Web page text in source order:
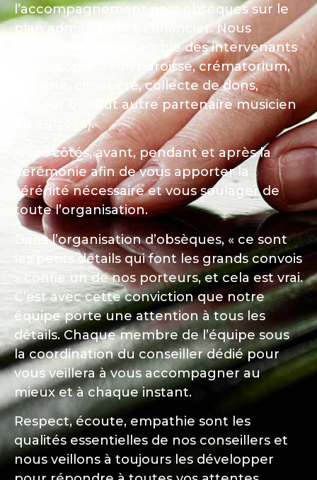
l’accompagnement post obsèques sur le
plan administratif et financier. Nous
coordonnons l’ensemble des intervenants
(thanatopracteur, paroisse, crématorium,
fleuriste, cimetière, collecte de dons,
traiteur ou tout autre partenaire musicien
ou autres…).
A vos côtés, avant, pendant et après la
cérémonie afin de vous apporter la
sérénité nécessaire et vous soulager de
toute l’organisation.
Dans l’organisation d’obsèques, « ce sont
les petits détails qui font les grands convois
» confie un de nos porteurs, et cela est vrai.
C’est avec cette conviction que notre
équipe porte une attention à tous les
détails. Chaque membre de l’équipe sous
la coordination du conseiller dédié pour
vous veillera à vous accompagner au
mieux et à chaque instant.
Respect, écoute, empathie sont les
qualités essentielles de nos conseillers et
nous veillons à toujours les développer